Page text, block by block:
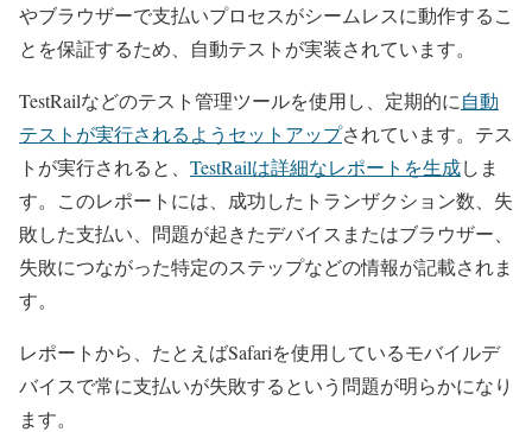
やブラウザーで支払いプロセスがシームレスに動作するこ
とを保証するため、自動テストが実装されています。
TestRailなどのテスト管理ツールを使用し、定期的に自動
テストが実行されるようセットアップされています。テス
トが実行されると、 TestRailは詳細なレポートを生成しま
す。このレポートには、成功したトランザクション数、失
敗した支払い、問題が起きたデバイスまたはブラウザー、
失敗につながった特定のステップなどの情報が記載されま
す。
レポートから、たとえばSafariを使用しているモバイルデ
バイスで常に支払いが失敗するという問題が明らかになり
ます。